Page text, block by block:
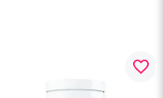
favorite_border